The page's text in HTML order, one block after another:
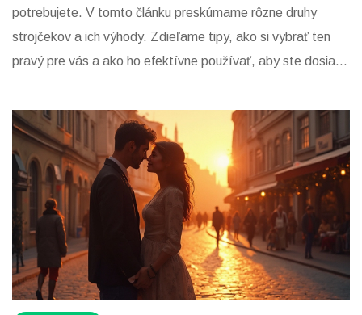
potrebujete. V tomto článku preskúmame rôzne druhy
strojčekov a ich výhody. Zdieľame tipy, ako si vybrať ten
pravý pre vás a ako ho efektívne používať, aby ste dosiahli